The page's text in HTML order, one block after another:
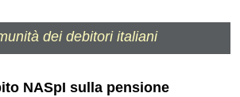
dei debitori italiani
NASpI sulla pensione